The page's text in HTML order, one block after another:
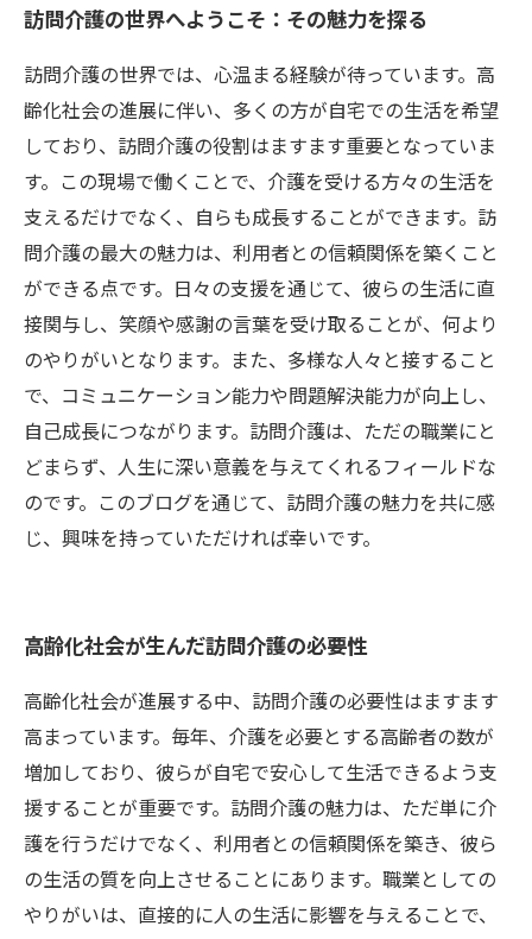
訪問介護の未来：より良い社会を目指して
訪問介護の世界へようこそ：その魅力を探る
訪問介護の世界では、心温まる経験が待っています。高
齢化社会の進展に伴い、多くの方が自宅での生活を希望
しており、訪問介護の役割はますます重要となっていま
す。この現場で働くことで、介護を受ける方々の生活を
支えるだけでなく、自らも成長することができます。訪
問介護の最大の魅力は、利用者との信頼関係を築くこと
ができる点です。日々の支援を通じて、彼らの生活に直
接関与し、笑顔や感謝の言葉を受け取ることが、何より
のやりがいとなります。また、多様な人々と接すること
で、コミュニケーション能力や問題解決能力が向上し、
自己成長につながります。訪問介護は、ただの職業にと
どまらず、人生に深い意義を与えてくれるフィールドな
のです。このブログを通じて、訪問介護の魅力を共に感
じ、興味を持っていただければ幸いです。
高齢化社会が生んだ訪問介護の必要性
高齢化社会が進展する中、訪問介護の必要性はますます
高まっています。毎年、介護を必要とする高齢者の数が
増加しており、彼らが自宅で安心して生活できるよう支
援することが重要です。訪問介護の魅力は、ただ単に介
護を行うだけでなく、利用者との信頼関係を築き、彼ら
の生活の質を向上させることにあります。職業としての
やりがいは、直接的に人の生活に影響を与えることで、